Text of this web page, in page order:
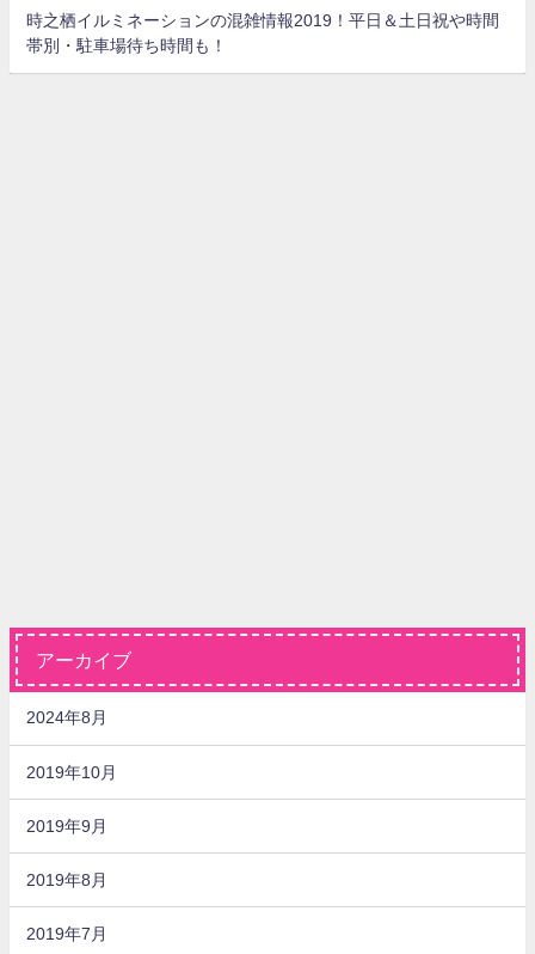
時之栖イルミネーションの混雑情報2019！平日＆土日祝や時間
帯別・駐車場待ち時間も！
アーカイブ
2024年8月
2019年10月
2019年9月
2019年8月
2019年7月